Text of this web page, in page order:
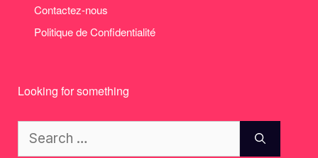
Contactez-nous
Politique de Confidentialité
Looking for something
for: